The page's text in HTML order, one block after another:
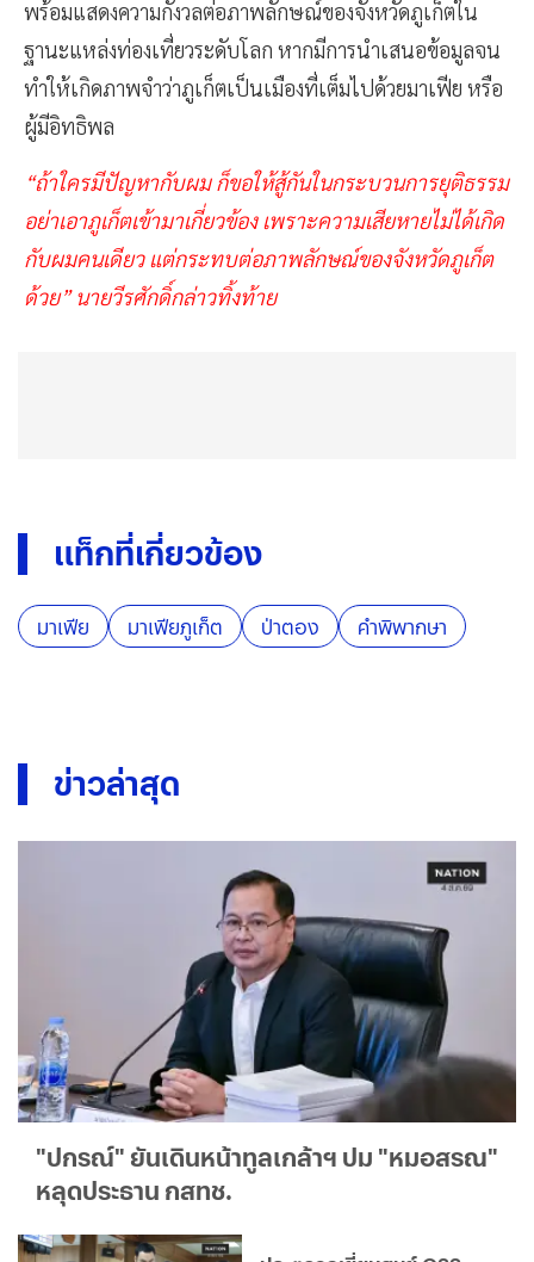
พร้อมแสดงความกังวลต่อภาพลักษณ์ของจังหวัดภูเก็ตใน
ฐานะแหล่งท่องเที่ยวระดับโลก หากมีการนำเสนอข้อมูลจน
ทำให้เกิดภาพจำว่าภูเก็ตเป็นเมืองที่เต็มไปด้วยมาเฟีย หรือ
ผู้มีอิทธิพล
“ถ้าใครมีปัญหากับผม ก็ขอให้สู้กันในกระบวนการยุติธรรม
อย่าเอาภูเก็ตเข้ามาเกี่ยวข้อง เพราะความเสียหายไม่ได้เกิด
กับผมคนเดียว แต่กระทบต่อภาพลักษณ์ของจังหวัดภูเก็ต
ด้วย” นายวีรศักดิ์กล่าวทิ้งท้าย
แท็กที่เกี่ยวข้อง
มาเฟีย มาเฟียภูเก็ต ป่าตอง คำพิพากษา
ข่าวล่าสุด
"ปกรณ์" ยันเดินหน้าทูลเกล้าฯ ปม "หมอสรณ"
หลุดประธาน กสทช.